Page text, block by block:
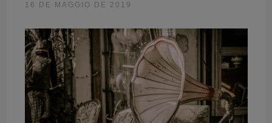
16 DE MAGGIO DE 2019